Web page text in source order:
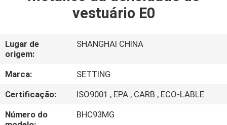
PRODUTOS
SOBRE
NÓS
EXCURSÃO
DA
vestuário E0
Lugar de
origem:
SHANGHAI CHINA
Marca:
SETTING
Certificação:
ISO9001 , EPA , CARB , ECO-LABLE
Número do
BHC93MG